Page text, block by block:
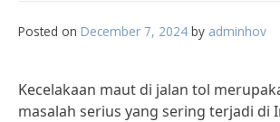
Posted on December 7, 2024 by adminhov
Kecelakaan maut di jalan tol
masalah serius yang sering terjadi di